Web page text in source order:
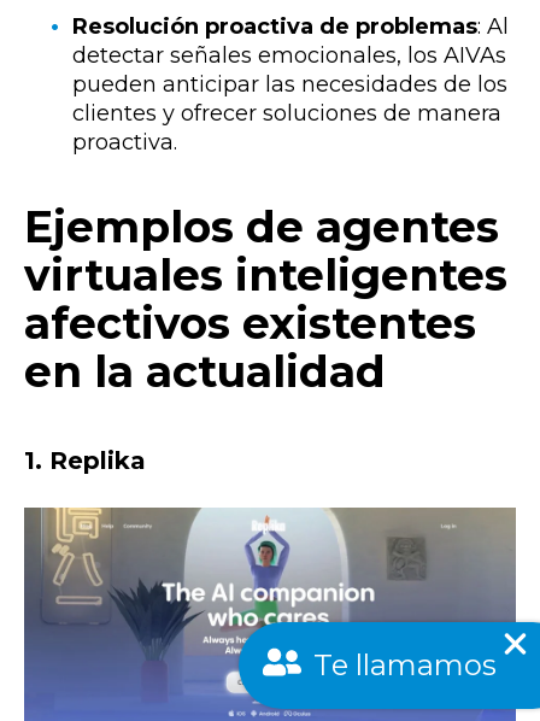
Resolución proactiva de problemas: Al
detectar señales emocionales, los AIVAs
pueden anticipar las necesidades de los
clientes y ofrecer soluciones de manera
proactiva.
Ejemplos de agentes
virtuales inteligentes
afectivos existentes
en la actualidad
1. Replika
Te llamamos